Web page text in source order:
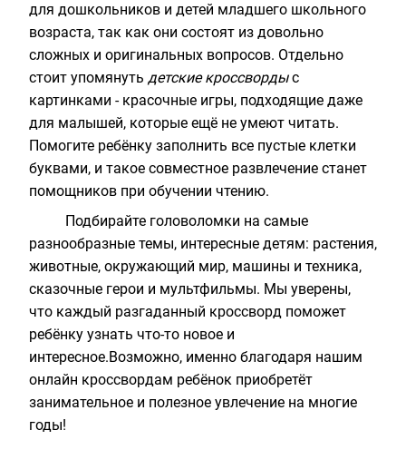
для дошкольников и детей младшего школьного
возраста, так как они состоят из довольно
сложных и оригинальных вопросов. Отдельно
стоит упомянуть детские кроссвордыс
картинками - красочные игры, подходящие даже
для малышей, которые ещё не умеют читать.
Помогите ребёнку заполнить все пустые клетки
буквами, и такое совместное развлечение станет
помощников при обучении чтению.
Подбирайте головоломки на самые
разнообразные темы, интересные детям: растения,
животные, окружающий мир, машины и техника,
сказочные герои и мультфильмы. Мы уверены,
что каждый разгаданный кроссворд поможет
ребёнку узнать что-то новое и
интересное.Возможно, именно благодаря нашим
онлайн кроссвордам ребёнок приобретёт
занимательное и полезное увлечение на многие
годы!